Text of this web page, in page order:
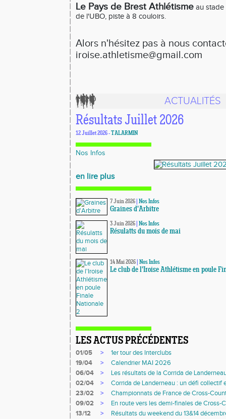
Le Pays de Brest Athlétisme au stade
de l'UBO, piste à 8 couloirs.
Alors n'hésitez pas à nous
iroise.athletisme@gmail.com
ACTUALITÉS
Résultats Juillet 2026
12 Juillet 2026 -TALARMIN
Nos Infos
en lire plus
7 Juin 2026 Nos Infos
Graines d'Arbitre
3 Juin 2026 Nos Infos
Résulatts du mois de mai
14 Mai 2026 Nos Infos
Le club de l'Iroise Athlétisme en poule
LES ACTUS PRÉCÉDENTES
01/05 >
1er tour des Interclubs
19/04
>
Calendrier MAI 2026
06/04
>
Les résultats de la Corrida de
02/04
>
Corrida de Landerneau : un défi collectif
23/02
>
Championnats de France de Cross-
09/02
>
En route vers les demi-finales de Cross-
13/12
>
Résultats du weekend du 13&14